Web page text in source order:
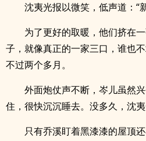
沈夷光报以微笑，低声道：“
为了更好的取暖，他们挤在
子，就像真正的一家三口，谁也
不过两个多月。
外面炮仗声不断，岑儿虽然
住，很快沉沉睡去。没多久，沈夷
只有乔溪盯着黑漆漆的屋顶还